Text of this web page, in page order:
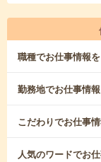
職種でお仕事情報
勤務地でお仕事情
こだわりでお仕事
人気のワードでお